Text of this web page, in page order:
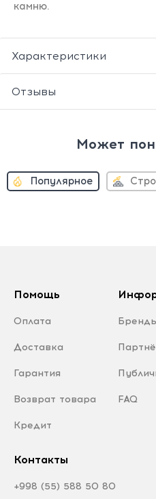
камню.
Характеристики
Отзывы
Может
Популярное
Помощь
Оплата
Доставка
Гарантия
Возврат товара
Кредит
FAQ
Контакты
+998 (55) 588 50 80